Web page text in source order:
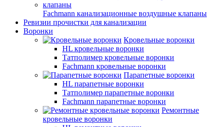
Fachmann канализационные воздушные клапаны
Ревизии прочистки для канализации
Воронки
Кровельные воронки
HL кровельные воронки
Татполимер кровельные воронки
Fachmann кровельные воронки
Парапетные воронки
HL парапетные воронки
Татполимер парапетные воронки
Fachmann парапетные воронки
Ремонтные
кровельные воронки